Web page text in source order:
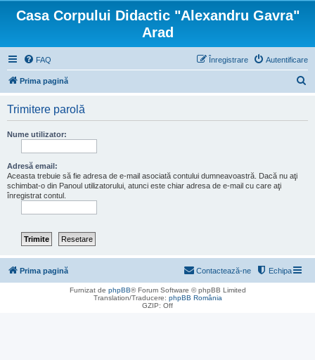
Casa Corpului Didactic "Alexandru Gavra"
Arad
FAQ Autentificare
Înregistrare
Prima pagină
Trimitere parolă
Nume utilizator:
Adresă email:
Aceasta trebuie să fie adresa de e-mail asociată contului dumneavoastră. Dacă nu aţi
schimbat-o din Panoul utilizatorului, atunci este chiar adresa de e-mail cu care aţi
înregistrat contul.
Prima pagină Echipa
Contactează-ne
Furnizat de phpBB® Forum Software © phpBB Limited
Translation/Traducere: phpBB România
GZIP: Off